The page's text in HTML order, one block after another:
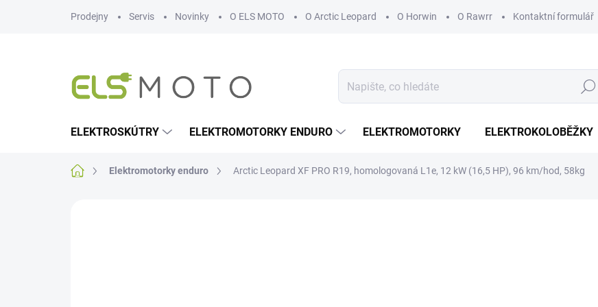
Prodejny Servis Novinky O ELS MOTO O Arctic Leopard O Horwin O Rawrr Kontaktní formulář
Hledat
ELEKTROSKÚTRY ELEKTROMOTORKY ENDURO ELEKTROMOTORKY ELEKTROKOLOBĚŽKY
Domů Elektromotorky enduro Arctic Leopard XF PRO R19, homologovaná L1e, 12 kW (16,5 HP), 96 km/hod, 58kg